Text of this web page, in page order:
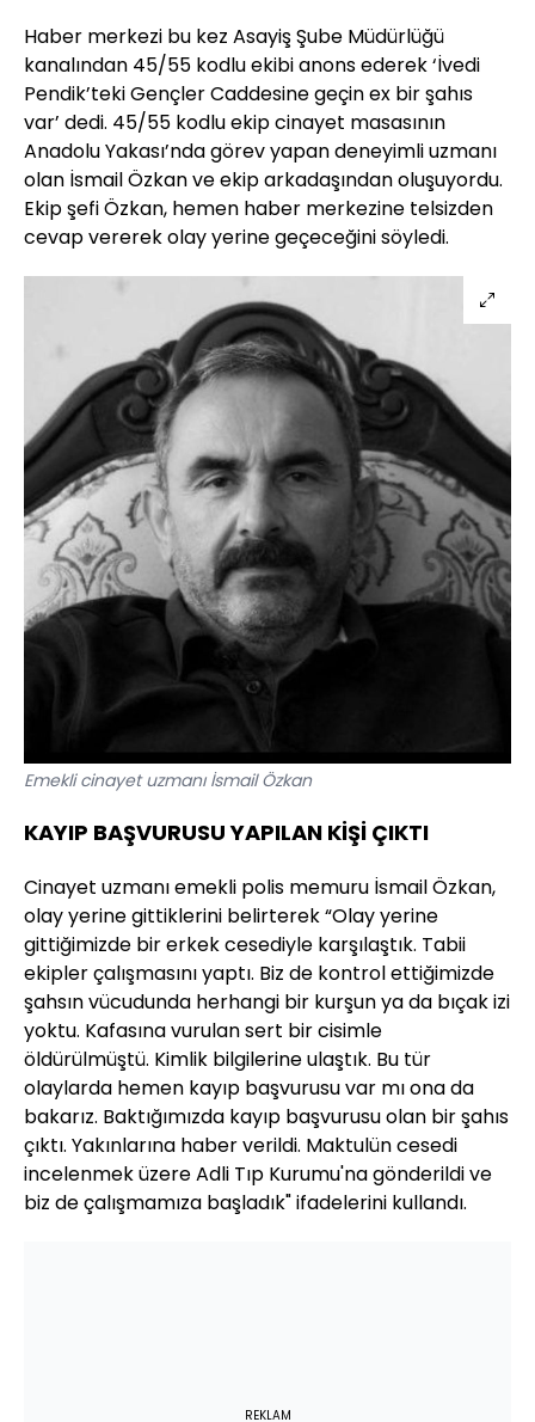
Haber merkezi bu kez Asayiş Şube Müdürlüğü
kanalından 45/55 kodlu ekibi anons ederek ‘İvedi
Pendik’teki Gençler Caddesine geçin ex bir şahıs
var’ dedi. 45/55 kodlu ekip cinayet masasının
Anadolu Yakası’nda görev yapan deneyimli uzmanı
olan İsmail Özkan ve ekip arkadaşından oluşuyordu.
Ekip şefi Özkan, hemen haber merkezine telsizden
cevap vererek olay yerine geçeceğini söyledi.
Emekli cinayet uzmanı İsmail Özkan
KAYIP BAŞVURUSU YAPILAN KİŞİ ÇIKTI
Cinayet uzmanı emekli polis memuru İsmail Özkan,
olay yerine gittiklerini belirterek “Olay yerine
gittiğimizde bir erkek cesediyle karşılaştık. Tabii
ekipler çalışmasını yaptı. Biz de kontrol ettiğimizde
şahsın vücudunda herhangi bir kurşun ya da bıçak izi
yoktu. Kafasına vurulan sert bir cisimle
öldürülmüştü. Kimlik bilgilerine ulaştık. Bu tür
olaylarda hemen kayıp başvurusu var mı ona da
bakarız. Baktığımızda kayıp başvurusu olan bir şahıs
çıktı. Yakınlarına haber verildi. Maktulün cesedi
incelenmek üzere Adli Tıp Kurumu'na gönderildi ve
biz de çalışmamıza başladık" ifadelerini kullandı.
REKLAM